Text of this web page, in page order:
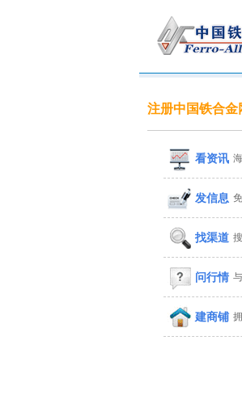
注册中国铁合
看资讯
发信息
找渠道
问行情
建商铺